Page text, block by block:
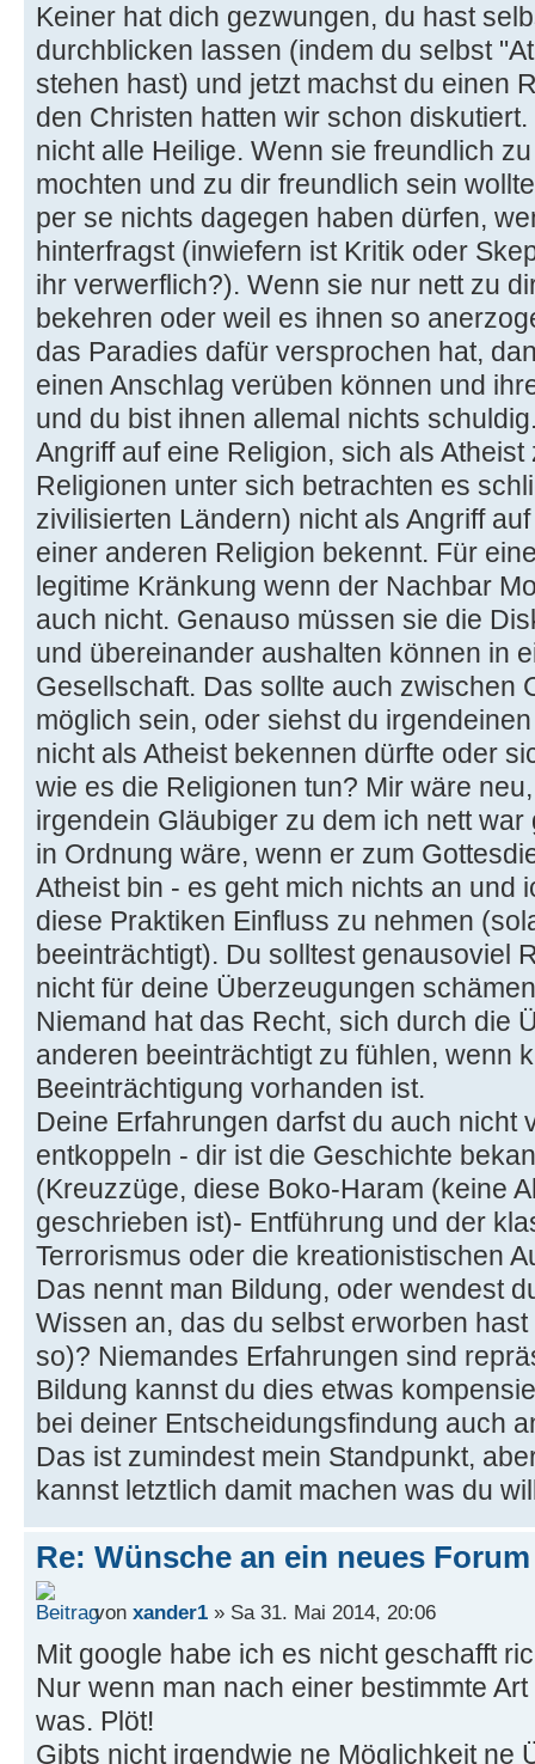
Keiner hat dich gezwungen, du hast
durchblicken lassen (indem du selbst
stehen hast) und jetzt machst du einen
den Christen hatten wir schon
nicht alle Heilige. Wenn sie freundlich
mochten und zu dir freundlich sein
per se nichts dagegen haben dürfen,
hinterfragst (inwiefern ist Kritik oder
ihr verwerflich?). Wenn sie nur nett zu
bekehren oder weil es ihnen so
das Paradies dafür versprochen hat,
einen Anschlag verüben können und
und du bist ihnen allemal nichts
Angriff auf eine Religion, sich als
Religionen unter sich betrachten es
zivilisierten Ländern) nicht als Angriff
einer anderen Religion bekennt. Für
legitime Kränkung wenn der Nachbar
auch nicht. Genauso müssen sie die
und übereinander aushalten können in
Gesellschaft. Das sollte auch zwischen
möglich sein, oder siehst du
nicht als Atheist bekennen dürfte oder
wie es die Religionen tun? Mir wäre
irgendein Gläubiger zu dem ich nett
in Ordnung wäre, wenn er zum
Atheist bin - es geht mich nichts an und
diese Praktiken Einfluss zu nehmen
beeinträchtigt). Du solltest genausoviel
nicht für deine Überzeugungen
Niemand hat das Recht, sich durch die
anderen beeinträchtigt zu fühlen, wenn
Beeinträchtigung vorhanden ist.
Deine Erfahrungen darfst du auch nicht
entkoppeln - dir ist die Geschichte
(Kreuzzüge, diese Boko-Haram (keine
geschrieben ist)- Entführung und der
Terrorismus oder die kreationistischen
Das nennt man Bildung, oder wendest
Wissen an, das du selbst erworben
so)? Niemandes Erfahrungen sind
Bildung kannst du dies etwas
bei deiner Entscheidungsfindung auch
Das ist zumindest mein Standpunkt,
kannst letztlich damit machen was du
Re: Wünsche an ein neues Forum
von xander1 » Sa 31. Mai 2014, 20:06
Mit google habe ich es nicht geschafft
Nur wenn man nach einer bestimmte
was. Plöt!
Gibts nicht irgendwie ne Möglichkeit ne